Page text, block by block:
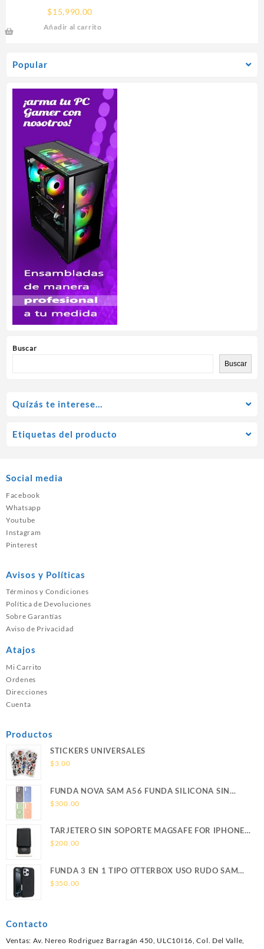
Popular
Buscar
Buscar
GIGABYTE (GV-
R907XGAMINGOCICE-16GD)
RX 9070
$15,990.00
Añadir al carrito
Quízás te interese…
Etiquetas del producto
Social media
Facebook
Whatsapp
Youtube
Instagram
Pinterest
Avisos y Políticas
Términos y Condiciones
Política de Devoluciones
Sobre Garantías
Aviso de Privacidad
Atajos
Mi Carrito
Ordenes
Direcciones
Cuenta
Productos
STICKERS UNIVERSALES
$3.00
FUNDA NOVA SAM A56 FUNDA SILICONA SIN
SOPORTE MAGNETICO SAMSUNG
$300.00
TARJETERO SIN SOPORTE MAGSAFE FOR IPHONE
LEATHER WALLET MAGSAFE
$200.00
FUNDA 3 EN 1 TIPO OTTERBOX USO RUDO SAM
S26 ULTRA SAMSUNG S26 ULTRA
$350.00
Contacto
Ventas: Av. Nereo Rodriguez Barragán 450, ULC10I16, Col. Del Valle,